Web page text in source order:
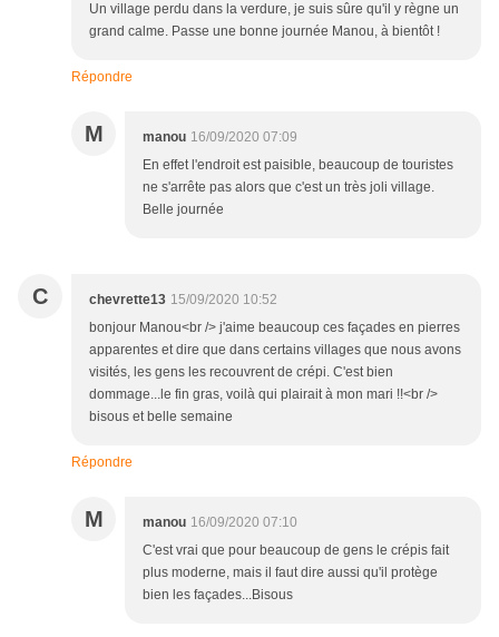
Un village perdu dans la verdure, je suis sûre qu'il y règne un
grand calme. Passe une bonne journée Manou, à bientôt !
Répondre
M manou 16/09/2020 07:09
En effet l'endroit est paisible, beaucoup de touristes
ne s'arrête pas alors que c'est un très joli village.
Belle journée
C chevrette13 15/09/2020 10:52
bonjour Manou<br /> j'aime beaucoup ces façades en pierres
apparentes et dire que dans certains villages que nous avons
visités, les gens les recouvrent de crépi. C'est bien
dommage...le fin gras, voilà qui plairait à mon mari !!<br />
bisous et belle semaine
Répondre
M manou 16/09/2020 07:10
C'est vrai que pour beaucoup de gens le crépis fait
plus moderne, mais il faut dire aussi qu'il protège
bien les façades...Bisous